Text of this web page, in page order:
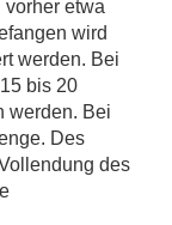
etwa
wird
werden. Bei
bis 20
werden. Bei
Des
des